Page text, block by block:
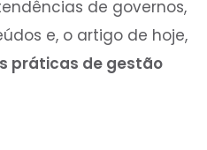
de governos,
e, o artigo de hoje,
práticas de gestão